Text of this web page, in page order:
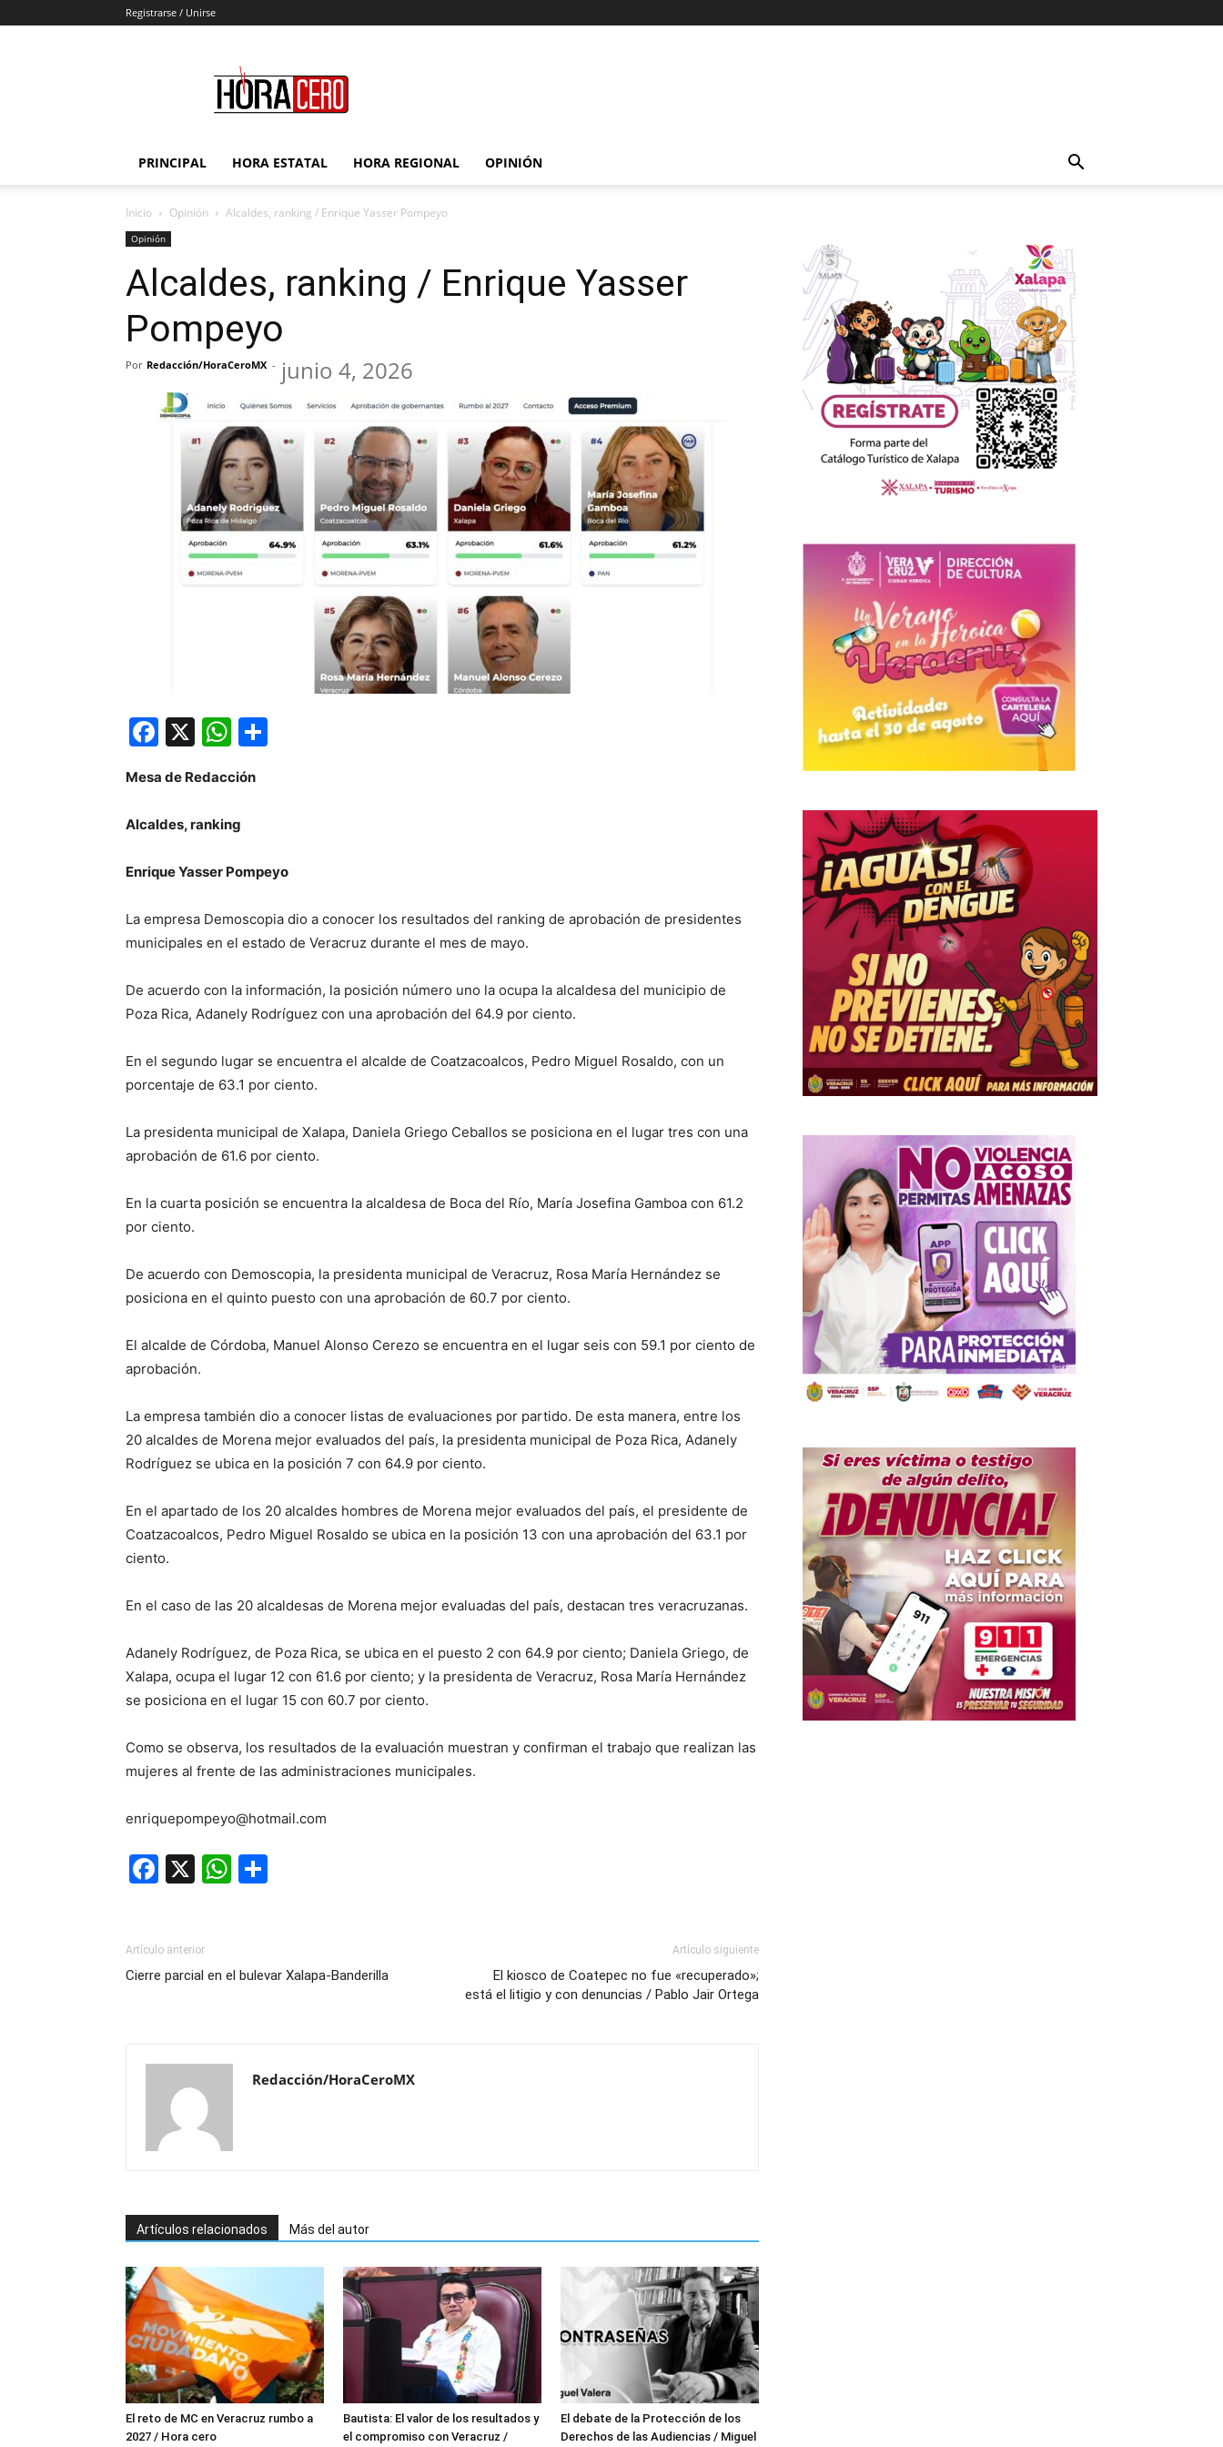
Registrarse / Unirse
Cero
PRINCIPAL HORA ESTATAL HORA REGIONAL OPINIÓN
Inicio Opinión Alcaldes, ranking / Enrique Yasser Pompeyo
Opinión
Alcaldes, ranking / Enrique Yasser
Pompeyo
Por Redacción/HoraCeroMX - junio 4, 2026
Facebook
X WhatsApp
Mesa de Redacción
Alcaldes, ranking
Enrique Yasser Pompeyo
La empresa Demoscopia dio a conocer los resultados del ranking de aprobación de presidentes
municipales en el estado de Veracruz durante el mes de mayo.
De acuerdo con la información, la posición número uno la ocupa la alcaldesa del municipio de
Poza Rica, Adanely Rodríguez con una aprobación del 64.9 por ciento.
En el segundo lugar se encuentra el alcalde de Coatzacoalcos, Pedro Miguel Rosaldo, con un
porcentaje de 63.1 por ciento.
La presidenta municipal de Xalapa, Daniela Griego Ceballos se posiciona en el lugar tres con una
aprobación de 61.6 por ciento.
En la cuarta posición se encuentra la alcaldesa de Boca del Río, María Josefina Gamboa con 61.2
por ciento.
De acuerdo con Demoscopia, la presidenta municipal de Veracruz, Rosa María Hernández se
posiciona en el quinto puesto con una aprobación de 60.7 por ciento.
El alcalde de Córdoba, Manuel Alonso Cerezo se encuentra en el lugar seis con 59.1 por ciento de
aprobación.
La empresa también dio a conocer listas de evaluaciones por partido. De esta manera, entre los
20 alcaldes de Morena mejor evaluados del país, la presidenta municipal de Poza Rica, Adanely
Rodríguez se ubica en la posición 7 con 64.9 por ciento.
En el apartado de los 20 alcaldes hombres de Morena mejor evaluados del país, el presidente de
Coatzacoalcos, Pedro Miguel Rosaldo se ubica en la posición 13 con una aprobación del 63.1 por
ciento.
En el caso de las 20 alcaldesas de Morena mejor evaluadas del país, destacan tres veracruzanas.
Adanely Rodríguez, de Poza Rica, se ubica en el puesto 2 con 64.9 por ciento; Daniela Griego, de
Xalapa, ocupa el lugar 12 con 61.6 por ciento; y la presidenta de Veracruz, Rosa María Hernández
se posiciona en el lugar 15 con 60.7 por ciento.
Como se observa, los resultados de la evaluación muestran y confirman el trabajo que realizan las
mujeres al frente de las administraciones municipales.
enriquepompeyo@hotmail.com
Facebook
X WhatsApp
Artículo anterior
Cierre parcial en el bulevar Xalapa-Banderilla
Artículo siguiente
El kiosco de Coatepec no fue «recuperado»;
está el litigio y con denuncias / Pablo Jair Ortega
Redacción/HoraCeroMX
Artículos relacionados Más del autor
El reto de MC en Veracruz rumbo a
2027 / Hora cero
Bautista: El valor de los resultados y
el compromiso con Veracruz /
El debate de la Protección de los
Derechos de las Audiencias / Miguel